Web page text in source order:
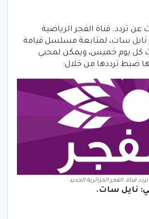
عن تردد. قناة الفجر الرياضية
الجزائرية 2022 نايل سات، لمتابعة مسلسل قيامة
كل يوم خميس، ويمكن لمحبي
ضبط ترددها من خلال:
تردد قناة. الفجر الجزائرية الجديد
نايل سات.